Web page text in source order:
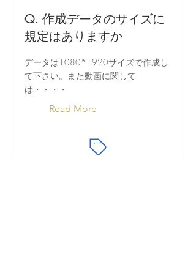
Q. 作成データのサイズに
規定はありますか
データは1080*1920サイズで作成し
て下さい。また動画に関して
は・・・・
Read More